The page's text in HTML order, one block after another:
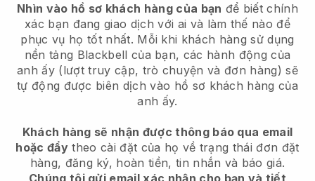
Nhìn vào hồ sơ khách hàng của bạn để biết chính
xác bạn đang giao dịch với ai và làm thế nào để
phục vụ họ tốt nhất. Mỗi khi khách hàng sử dụng
nền tảng Blackbell của bạn, các hành động của
anh ấy (lượt truy cập, trò chuyện và đơn hàng) sẽ
tự động được biên dịch vào hồ sơ khách hàng của
anh ấy.
Khách hàng sẽ nhận được thông báo qua email
hoặc đẩy theo cài đặt của họ về trạng thái đơn đặt
hàng, đăng ký, hoàn tiền, tin nhắn và báo giá.
Chúng tôi gửi email xác nhận cho bạn và tiết